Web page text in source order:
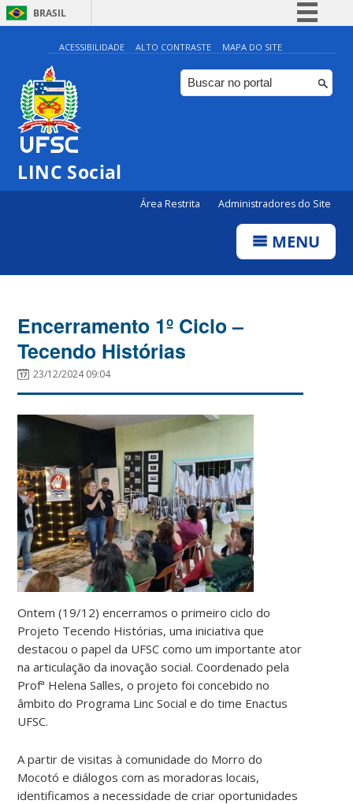
BRASIL
Simplifique!
Comunica BR
Participe
ACESSIBILIDADE ALTO CONTRASTE MAPA DO SITE
LINC Social
Área Restrita Administradores do Site
MENU
Encerramento 1º Ciclo –
Tecendo Histórias
23/12/2024 09:04
Ontem (19/12) encerramos o primeiro ciclo do
Projeto Tecendo Histórias, uma iniciativa que
destacou o papel da UFSC como um importante ator
na articulação da inovação social. Coordenado pela
Profª Helena Salles, o projeto foi concebido no
âmbito do Programa Linc Social e do time Enactus
UFSC.
A partir de visitas à comunidade do Morro do
Mocotó e diálogos com as moradoras locais,
identificamos a necessidade de criar oportunidades